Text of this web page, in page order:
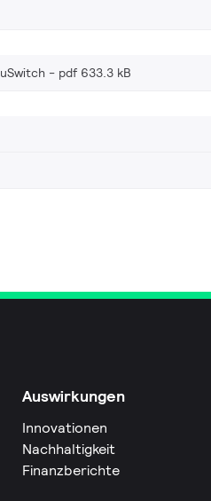
pdf 633.3 kB
Auswirkungen
Innovationen
Nachhaltigkeit
Finanzberichte